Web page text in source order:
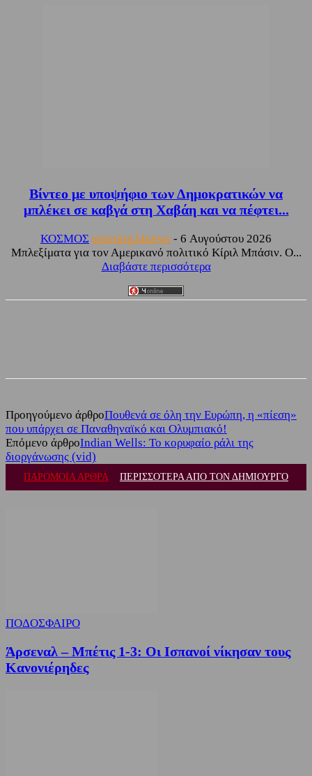
Βίντεο με υποψήφιο των Δημοκρατικών να
μπλέκει σε καβγά στη Χαβάη και να πέφτει...
ΚΟΣΜΟΣ sporting24news - 6 Αυγούστου 2026
Μπλεξίματα για τον Αμερικανό πολιτικό Κίριλ Μπάσιν. Ο...
Διαβάστε περισσότερα
Προηγούμενο άρθροΠουθενά σε όλη την Ευρώπη, η «πίεση»
που υπάρχει σε Παναθηναϊκό και Ολυμπιακό!
Επόμενο άρθροIndian Wells: Το κορυφαίο ράλι της
διοργάνωσης (vid)
ΠΑΡΟΜΟΙΑ ΑΡΘΡΑ ΠΕΡΙΣΣΟΤΕΡΑ ΑΠΟ ΤΟΝ ΔΗΜΙΟΥΡΓΟ
ΠΟΔΟΣΦΑΙΡΟ
Άρσεναλ – Μπέτις 1-3: Οι Ισπανοί νίκησαν τους
Κανονιέρηδες